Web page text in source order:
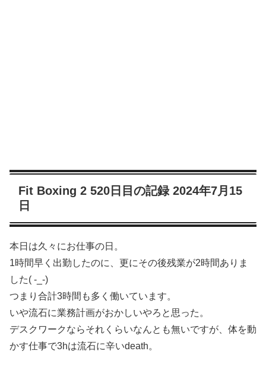
Fit Boxing 2 520日目の記録 2024年7月15
日
本日は久々にお仕事の日。
1時間早く出勤したのに、更にその後残業が2時間ありま
した( -_-)
つまり合計3時間も多く働いています。
いや流石に業務計画がおかしいやろと思った。
デスクワークならそれくらいなんとも無いですが、体を動
かす仕事で3hは流石に辛いdeath。